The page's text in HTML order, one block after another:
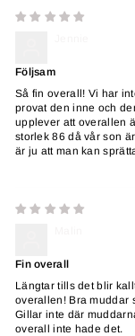
Följsam
Så fin overall! Vi har
provat den inne och
upplever att overallen
storlek 86 då vår son
är ju att man kan
Fin overall
Längtar tills det blir
overallen! Bra muddar
Gillar inte där
overall inte hade det.